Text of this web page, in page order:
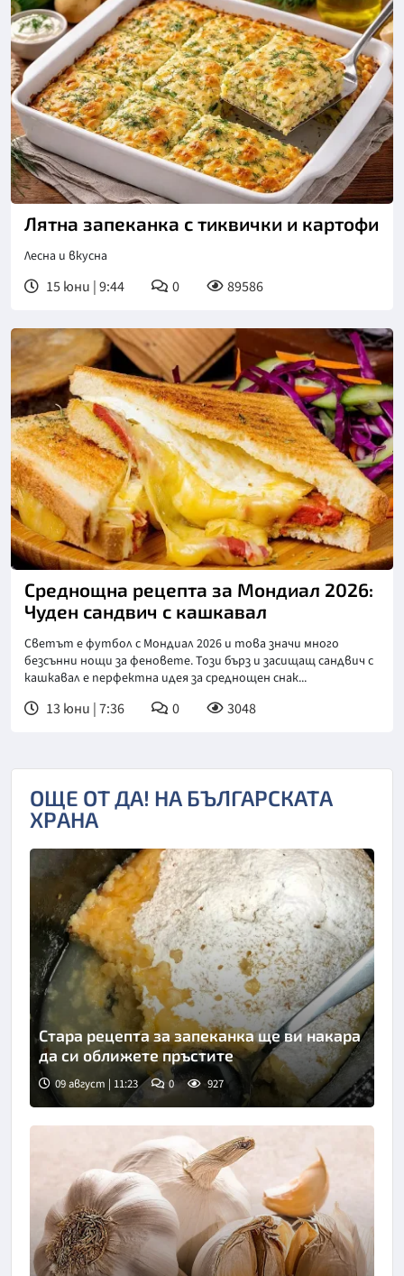
Лятна запеканка с тиквички и картофи
Лесна и вкусна
15 юни | 9:44 0 89586
Снимка: Bulgaria ON AIR
Среднощна рецепта за Мондиал 2026:
Чуден сандвич с кашкавал
Светът е футбол с Мондиал 2026 и това значи много
безсънни нощи за феновете. Този бърз и засищащ сандвич с
кашкавал е перфектна идея за среднощен снак...
13 юни | 7:36 0 3048
ОЩЕ ОТ ДА! НА БЪЛГАРСКАТА
ХРАНА
Стара рецепта за запеканка ще ви накара
да си оближете пръстите
09 август | 11:23 0 927